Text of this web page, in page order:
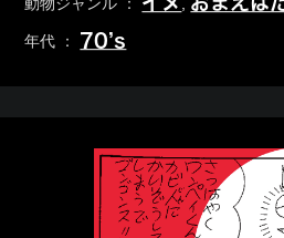
年代 ： 70’s